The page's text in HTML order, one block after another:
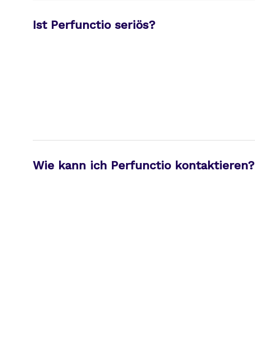
Ist Perfunctio seriös?
Wie kann ich Perfunctio kontaktieren?